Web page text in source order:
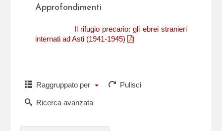
Approfondimenti
Il rifugio precario: gli ebrei stranieri
internati ad Asti (1941-1945)
Raggruppato per Pulisci
Ricerca avanzata